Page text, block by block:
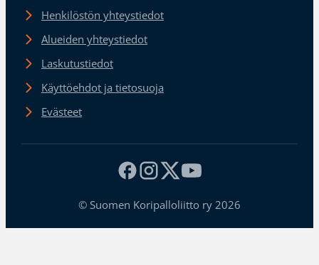
Henkilöstön yhteystiedot
Alueiden yhteystiedot
Laskutustiedot
Käyttöehdot ja tietosuoja
Evästeet
© Suomen Koripalloliitto ry 2026